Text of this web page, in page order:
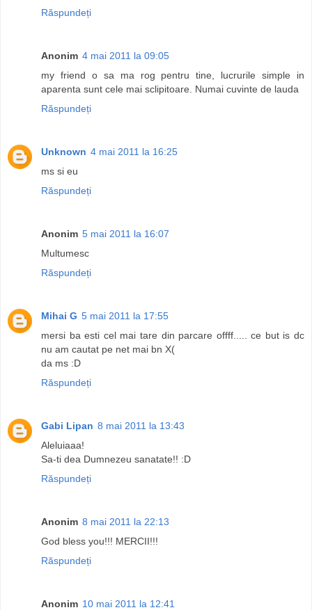
Răspundeți
Anonim 4 mai 2011 la 09:05
my friend o sa ma rog pentru tine, lucrurile simple in
aparenta sunt cele mai sclipitoare. Numai cuvinte de lauda
Răspundeți
Unknown 4 mai 2011 la 16:25
ms si eu
Răspundeți
Anonim 5 mai 2011 la 16:07
Multumesc
Răspundeți
Mihai G 5 mai 2011 la 17:55
mersi ba esti cel mai tare din parcare offff..... ce but is dc
nu am cautat pe net mai bn X(
da ms :D
Răspundeți
Gabi Lipan 8 mai 2011 la 13:43
Aleluiaaa!
Sa-ti dea Dumnezeu sanatate!! :D
Răspundeți
Anonim 8 mai 2011 la 22:13
God bless you!!! MERCII!!!
Răspundeți
Anonim 10 mai 2011 la 12:41